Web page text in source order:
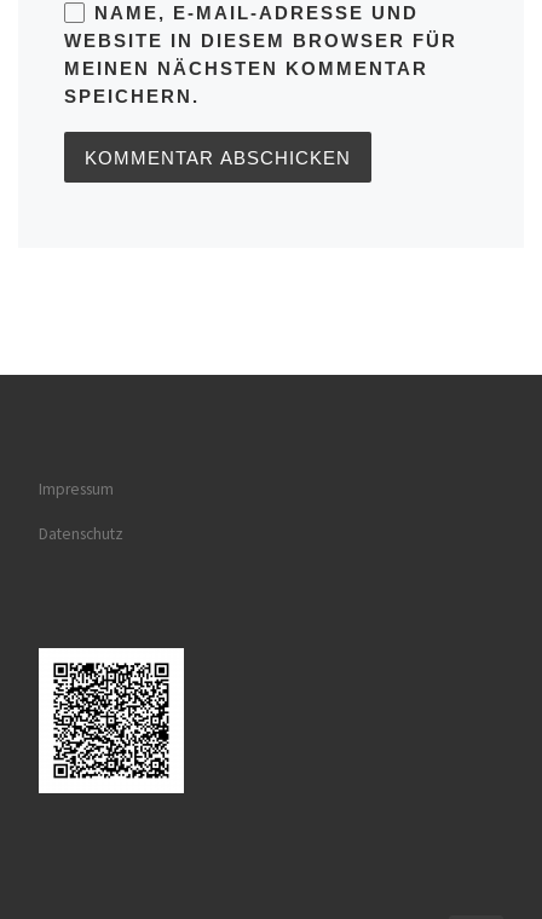
NAME, E-MAIL-ADRESSE UND
WEBSITE IN DIESEM BROWSER FÜR
MEINEN NÄCHSTEN KOMMENTAR
SPEICHERN.
Impressum
Datenschutz